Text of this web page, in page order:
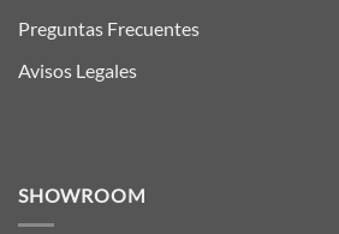
Preguntas Frecuentes
Avisos Legales
SHOWROOM